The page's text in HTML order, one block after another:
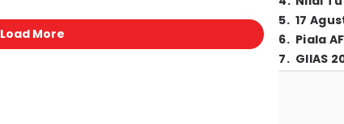
Load More
5. 17
6. Piala
7. GIIAS